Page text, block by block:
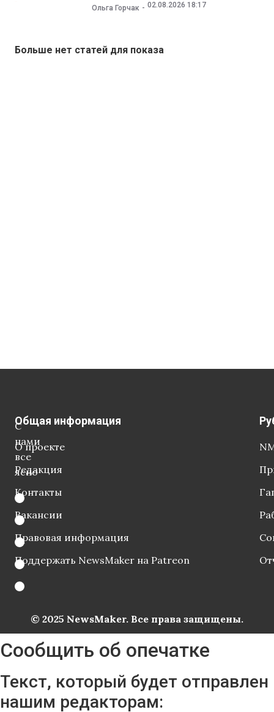
Ольга Горчак 02.08.2026 18:17
Больше нет статей для показа
С
нами
все
ясно
Общая информация
О проекте
Редакция
Контакты
Вакансии
Правовая информация
Поддержать NewsMaker на Patreon
© 2025 NewsMaker. Все права защищены.
Сообщить об опечатке
Текст, который будет отправлен
нашим редакторам: